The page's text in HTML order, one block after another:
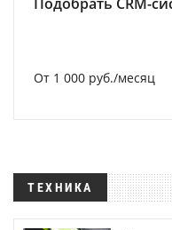
От 1 000 руб./месяц
ТЕХНИКА